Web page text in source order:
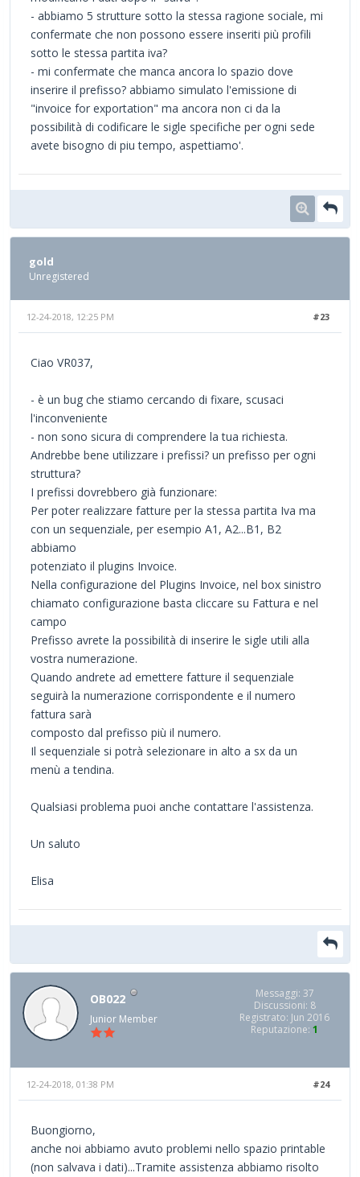
- abbiamo 5 strutture sotto la stessa ragione sociale, mi
confermate che non possono essere inseriti più profili
sotto le stessa partita iva?
- mi confermate che manca ancora lo spazio dove
inserire il prefisso? abbiamo simulato l'emissione di
"invoice for exportation" ma ancora non ci da la
possibilità di codificare le sigle specifiche per ogni sede
avete bisogno di piu tempo, aspettiamo'.
gold
Unregistered
#23
12-24-2018, 12:25 PM
Ciao VR037,
- è un bug che stiamo cercando di fixare, scusaci
l'inconveniente
- non sono sicura di comprendere la tua richiesta.
Andrebbe bene utilizzare i prefissi? un prefisso per ogni
struttura?
I prefissi dovrebbero già funzionare:
Per poter realizzare fatture per la stessa partita Iva ma
con un sequenziale, per esempio A1, A2...B1, B2
abbiamo
potenziato il plugins Invoice.
Nella configurazione del Plugins Invoice, nel box sinistro
chiamato configurazione basta cliccare su Fattura e nel
campo
Prefisso avrete la possibilità di inserire le sigle utili alla
vostra numerazione.
Quando andrete ad emettere fatture il sequenziale
seguirà la numerazione corrispondente e il numero
fattura sarà
composto dal prefisso più il numero.
Il sequenziale si potrà selezionare in alto a sx da un
menù a tendina.
Qualsiasi problema puoi anche contattare l'assistenza.
Un saluto
Elisa
OB022
Junior Member
Messaggi: 37
Discussioni: 8
Registrato: Jun 2016
Reputazione: 1
#24
12-24-2018, 01:38 PM
Buongiorno,
anche noi abbiamo avuto problemi nello spazio printable
(non salvava i dati)...Tramite assistenza abbiamo risolto